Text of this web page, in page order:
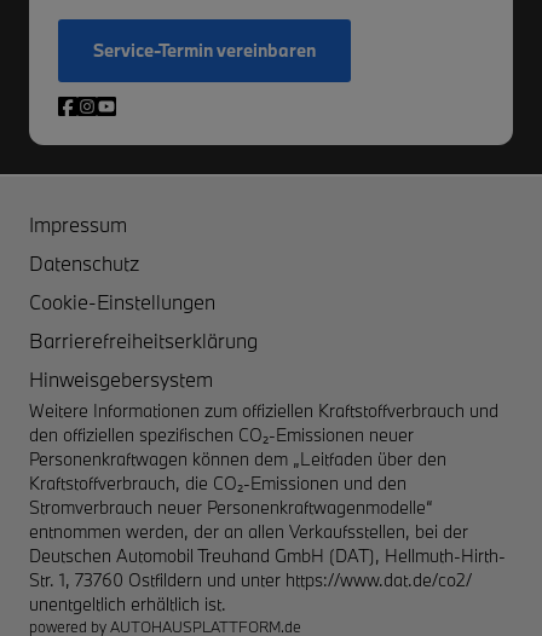
Service-Termin vereinbaren
Impressum
Datenschutz
Cookie-Einstellungen
Barrierefreiheitserklärung
Hinweisgebersystem
Weitere Informationen zum offiziellen Kraftstoffverbrauch und
den offiziellen spezifischen CO₂-Emissionen neuer
Personenkraftwagen können dem „Leitfaden über den
Kraftstoffverbrauch, die CO₂-Emissionen und den
Stromverbrauch neuer Personenkraftwagenmodelle“
entnommen werden, der an allen Verkaufsstellen, bei der
Deutschen Automobil Treuhand GmbH (DAT), Hellmuth-Hirth-
Str. 1, 73760 Ostfildern und unter https://www.dat.de/co2/
unentgeltlich erhältlich ist.
powered byAUTOHAUSPLATTFORM.de